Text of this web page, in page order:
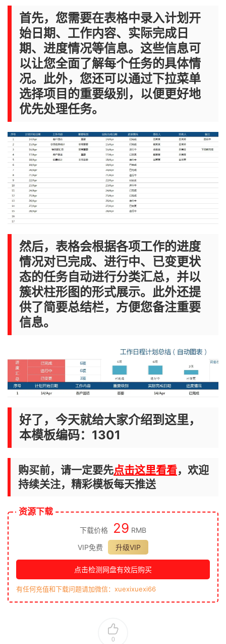
首先，您需要在表格中录入计划开
始日期、工作内容、实际完成日
期、进度情况等信息。这些信息可
以让您全面了解每个任务的具体情
况。此外，您还可以通过下拉菜单
选择项目的重要级别，以便更好地
优先处理任务。
然后，表格会根据各项工作的进度
情况对已完成、进行中、已变更状
态的任务自动进行分类汇总，并以
簇状柱形图的形式展示。此外还提
供了简要总结栏，方便您备注重要
信息。
好了，今天就给大家介绍到这里，
本模板编码：1301
购买前，请一定要先点击这里看看，欢迎
持续关注，精彩模板每天推送
资源下载
下载价格 29 RMB
VIP免费
升级VIP
点击检测网盘有效后购买
有任何充值和下载问题请加微信：xuexixuexi66
0